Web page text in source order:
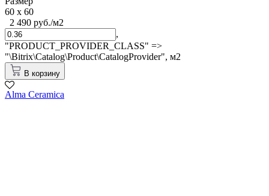
60 x 60
2 490 руб./м2
,
"PRODUCT_PROVIDER_CLASS" =>
"\Bitrix\Catalog\Product\CatalogProvider", м2
В корзину
Alma Ceramica